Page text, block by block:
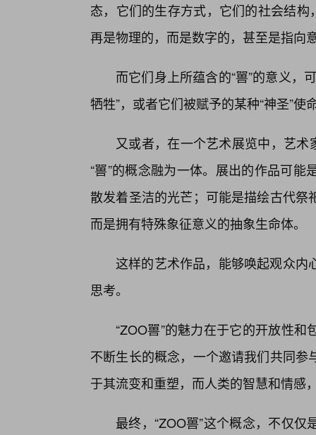
态，它们的生存方式，它们的社会结构
再是物理的，而是数字的，甚至是指向
而它们身上所蕴含的“嘼”的意义，
牺牲”，或者它们被赋予的某种“神圣”使
又或者，在一个艺术展览中，艺术
“嘼”的概念融为一体。展出的作品可
散发着圣洁的光芒；可能是描绘古代
而是拥有特殊象征意义的抽象生命体。
这样的艺术作品，能够唤起观众
思考。
“ZOO嘼”的魅力在于它的开放性
不断生长的概念，一个邀请我们共同
于其流变和重塑，而人类的智慧和情感
最终，“ZOO嘼”这个概念，不仅